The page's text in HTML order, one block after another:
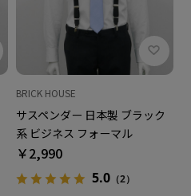
BRICK HOUSE
サスペンダー 日本製 ブラック
系 ビジネス フォーマル
￥2,990
5.0 （2）